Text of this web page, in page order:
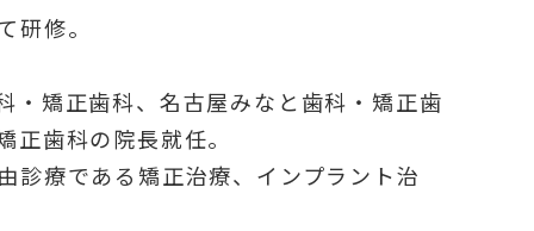
研修。
・矯正歯科、名古屋みなと歯科・矯正歯
歯科の院長就任。
診療である矯正治療、インプラント治